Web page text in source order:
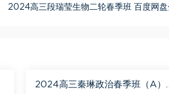
2024高三段瑞莹生物二轮春季班 百度网
2024高三秦琳政治春季班（A）